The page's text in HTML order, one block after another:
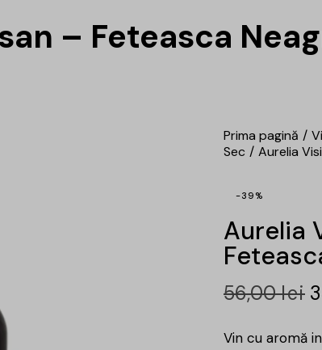
– Feteasca
Prima pagină
Sec
Aurelia
-39%
Aurelia
56,00lei
Vin cu aromă